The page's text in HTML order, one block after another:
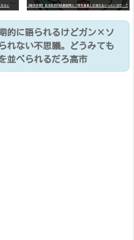
デ
トロイト・メタル・シティー ⇐これ、いまアニメ化したら、えらいことになってたよな？ 【高市悲報】日本政府の成長戦略に「暗号資産」が消えるいったいなぜ…？
的に語られるけどガン×ソ
れない不思議。どうみても
並べられるだろ高市